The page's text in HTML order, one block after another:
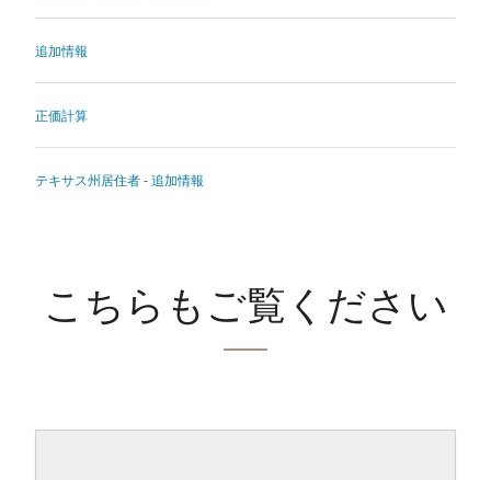
追加情報
正価計算
テキサス州居住者 - 追加情報
こちらもご覧ください